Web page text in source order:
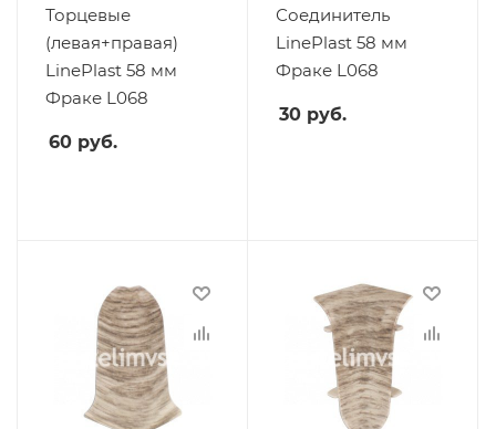
Торцевые
(левая+правая)
LinePlast 58 мм
Фраке L068
60 руб.
Соединитель
LinePlast 58 мм
Фраке L068
30 руб.